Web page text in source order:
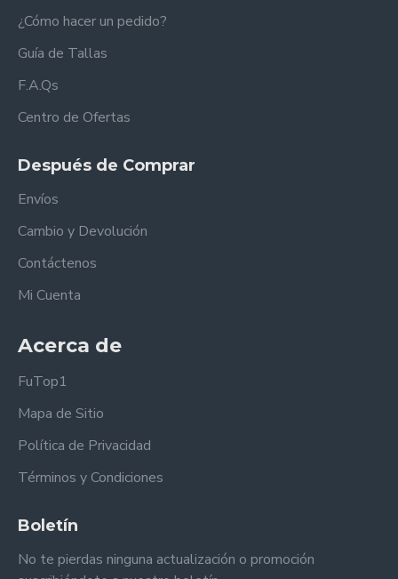
¿Cómo hacer un pedido?
Guía de Tallas
F.A.Qs
Centro de Ofertas
Después de Comprar
Envíos
Cambio y Devolución
Contáctenos
Mi Cuenta
Acerca de
FuTop1
Mapa de Sitio
Política de Privacidad
Términos y Condiciones
Boletín
No te pierdas ninguna actualización o promoción